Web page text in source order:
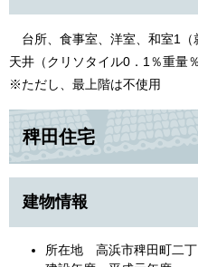
台所、食事室、洋室、和室1（
天井（クリソタイル0．1％重量
※ただし、最上階は不使用
稗田住宅
建物情報
所在地 高浜市稗田町二